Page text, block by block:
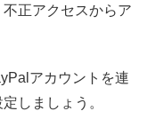
正アクセスからア
アカウントを連
しましょう。